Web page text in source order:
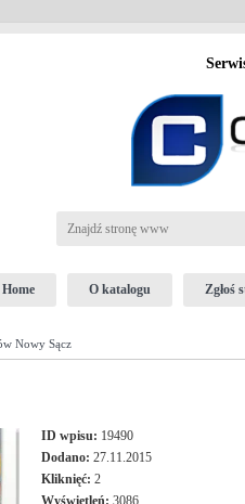
Home O katalogu Zgłoś
Nowy Sącz
ID wpisu: 19490
Dodano: 27.11.2015
Kliknięć: 2
Wyświetleń: 3086